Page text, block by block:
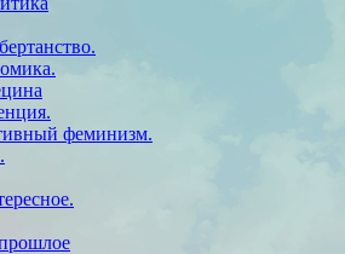
феминизм.